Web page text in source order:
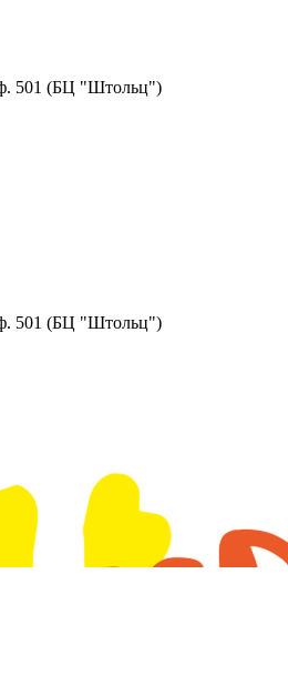
501 (БЦ "Штольц")
501 (БЦ "Штольц")